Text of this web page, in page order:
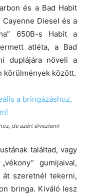
és a Bad Habit
Diesel és a
650B-s Habit a
atléta, a Bad
duplájára növeli a
körülmények között.
de azért élveztem!
találtad, vagy
gumijaival,
szeretnél tekerni,
bringa. Kiváló lesz